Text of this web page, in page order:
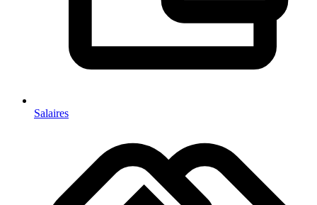
Salaires